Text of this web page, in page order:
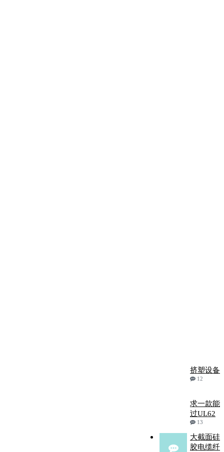
挤塑设备
12
求一款能
过UL62
13
大截面硅
胶电缆纤